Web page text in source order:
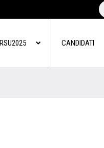
RSU2025 CANDIDATI